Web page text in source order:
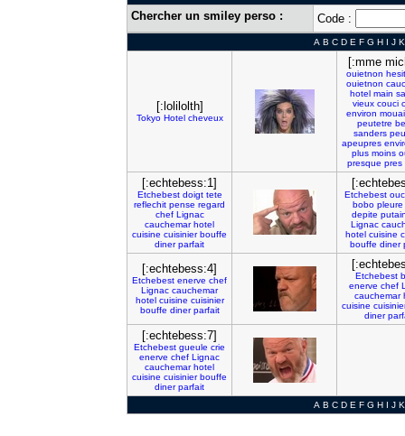
Chercher un smiley perso : Code :
A B C D E F G H I J K
[:lolilolth]
Tokyo Hotel cheveux
[:mme
ouietnon
ouietnon
hotel main
vieux couci
environ
peutetre
sanders
apeupres
plus moins
presque pres
[:echtebess:1]
Etchebest doigt tete
reflechit pense regard
chef Lignac
cauchemar hotel
cuisine cuisinier bouffe
diner parfait
Etchebest
bobo pleure
depite
Lignac
hotel cuisine
bouffe diner
[:echtebess:4]
Etchebest enerve chef
Lignac cauchemar
hotel cuisine cuisinier
bouffe diner parfait
Etchebest
enerve chef
cauchemar
cuisine
diner
[:echtebess:7]
Etchebest gueule crie
enerve chef Lignac
cauchemar hotel
cuisine cuisinier bouffe
diner parfait
A B C D E F G H I J K